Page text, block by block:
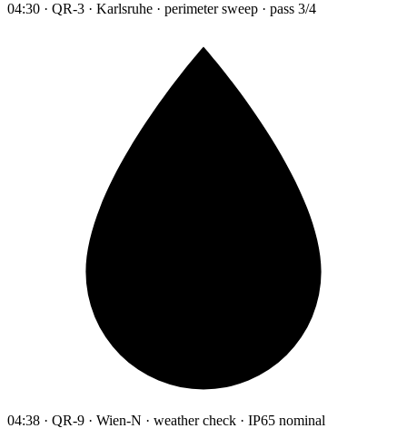
04:30 · QR-3 · Karlsruhe · perimeter sweep · pass 3/4
04:38 · QR-9 · Wien-N · weather check · IP65 nominal